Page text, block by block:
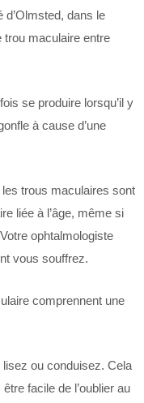
dans le
trou maculaire entre
se produire lorsqu’il y
à cause d’une
les trous maculaires sont
liée à l’âge, même si
ophtalmologiste
vous souffrez.
comprennent une
ou conduisez. Cela
facile de l’oublier au